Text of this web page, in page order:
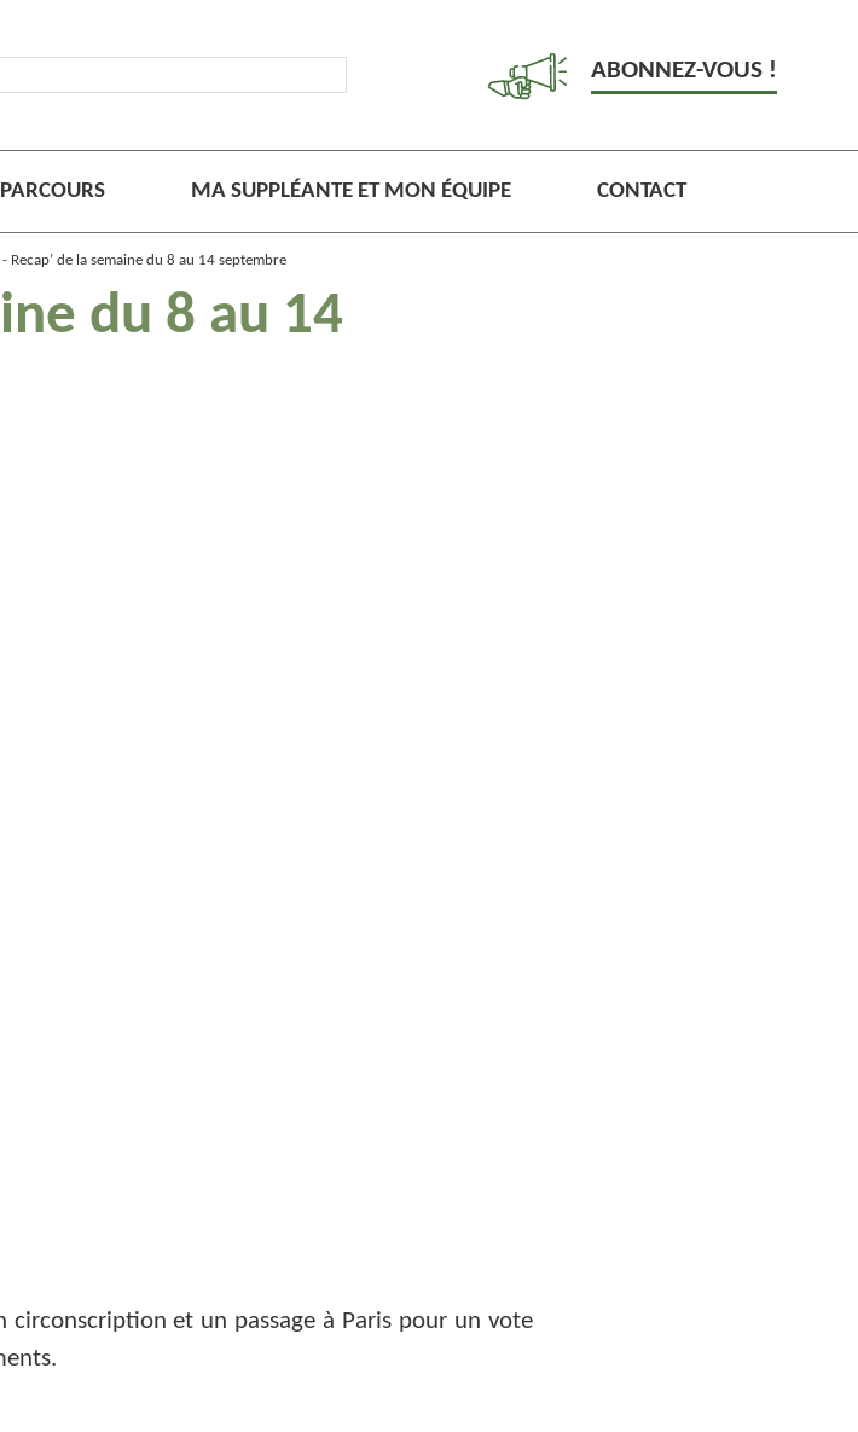
ABONNEZ-VOUS !
MA SUPPLÉANTE ET MON ÉQUIPE CONTACT
Recap’ de la semaine du 8 au 14 septembre
du 8 au 14
et un passage à Paris pour un vote